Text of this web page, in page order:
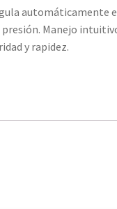
automáticamente
presión. Manejo
y rapidez.